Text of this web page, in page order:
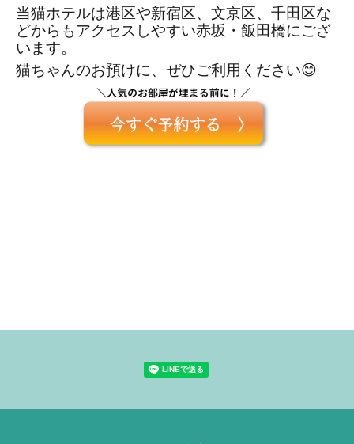
当猫ホテルは港区や新宿区、文京区、千田区な
どからもアクセスしやすい赤坂・飯田橋にござ
います。
猫ちゃんのお預けに、ぜひご利用ください😊